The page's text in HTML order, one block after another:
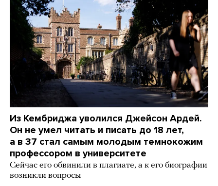
Из Кембриджа уволился Джейсон Ардей.
Он не умел читать и писать до 18 лет,
а в 37 стал самым молодым темнокожим
профессором в университете
Сейчас его обвинили в плагиате, а к его биографии
возникли вопросы